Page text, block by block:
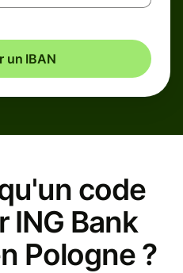
un IBAN
code
ING Bank
Pologne ?